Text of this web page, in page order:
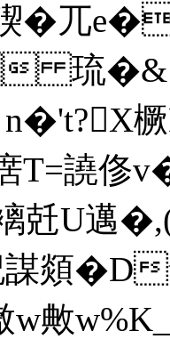
兀
琉
n�'t?X
T=譊
兛U邁
顃
敟